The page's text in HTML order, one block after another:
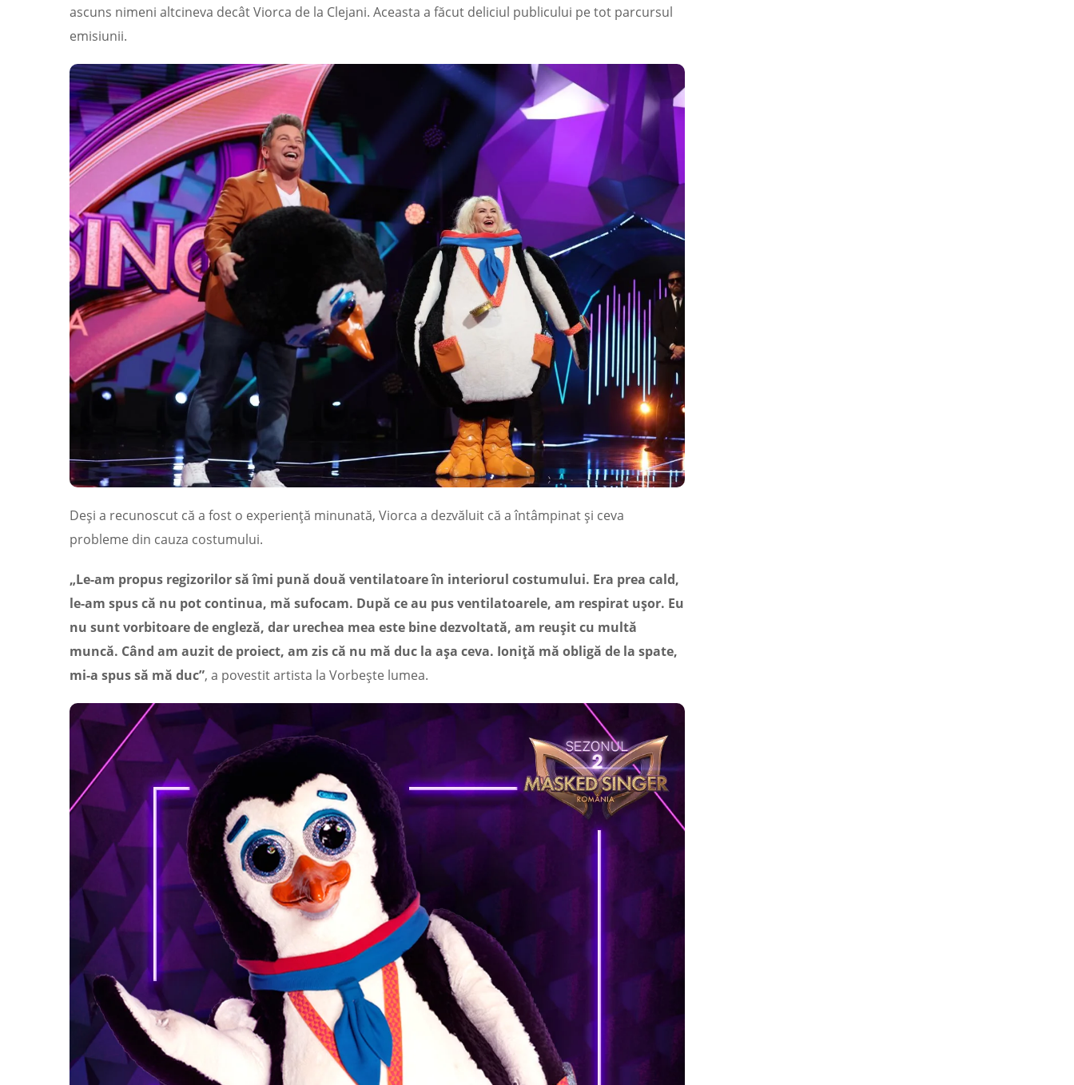
ascuns nimeni altcineva decât Viorca de la Clejani. Aceasta a făcut deliciul publicului pe tot parcursul
emisiunii.
Deși a recunoscut că a fost o experiență minunată, Viorca a dezvăluit că a întâmpinat și ceva
probleme din cauza costumului.
„Le-am propus regizorilor să îmi pună două ventilatoare în interiorul costumului. Era prea cald,
le-am spus că nu pot continua, mă sufocam. După ce au pus ventilatoarele, am respirat ușor. Eu
nu sunt vorbitoare de engleză, dar urechea mea este bine dezvoltată, am reușit cu multă
muncă. Când am auzit de proiect, am zis că nu mă duc la așa ceva. Ioniță mă obligă de la spate,
mi-a spus să mă duc”, a povestit artista la Vorbește lumea.